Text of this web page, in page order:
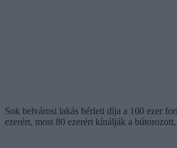
Sok belvárosi lakás bérleti díja a 100 ezer
ezerért, most 80 ezerért kínálják a